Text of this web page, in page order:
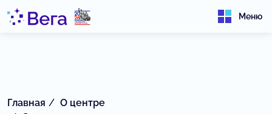
Меню
Главная
О центре